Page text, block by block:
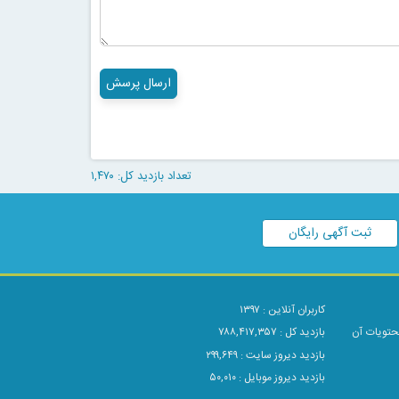
ارسال پرسش
تعداد بازدید کل: ۱,۴۷۰
ثبت آگهی رایگان
آن
کاربران آنلاین : ۱۳۹۷
بازدید کل : ۷۸۸,۴۱۷,۳۵۷
بازدید دیروز سایت : ۲۹۹,۶۴۹
بازدید دیروز موبایل : ۵۰,۰۱۰